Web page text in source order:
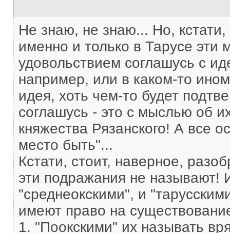
Не знаю, не знаю... Но,
именно и только в Тарусе эти
удовольствием соглашусь с
например, или в каком-то
идея, хоть чем-то будет
соглашусь - это с мыслью об
княжества Рязанского! А все
место быть"...
Кстати, стоит, наверное,
эти подражания не называют!
"среднеокскими", и
имеют право на
1. "Поокскими" их называть